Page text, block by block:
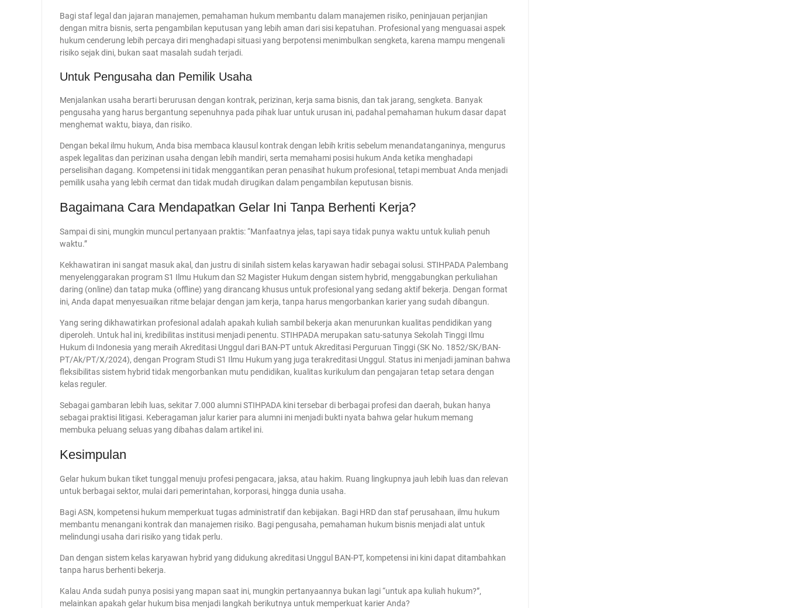
Bagi staf legal dan jajaran manajemen, pemahaman hukum membantu dalam manajemen risiko, peninjauan perjanjian
dengan mitra bisnis, serta pengambilan keputusan yang lebih aman dari sisi kepatuhan. Profesional yang menguasai aspek
hukum cenderung lebih percaya diri menghadapi situasi yang berpotensi menimbulkan sengketa, karena mampu mengenali
risiko sejak dini, bukan saat masalah sudah terjadi.
Untuk Pengusaha dan Pemilik Usaha
Menjalankan usaha berarti berurusan dengan kontrak, perizinan, kerja sama bisnis, dan tak jarang, sengketa. Banyak
pengusaha yang harus bergantung sepenuhnya pada pihak luar untuk urusan ini, padahal pemahaman hukum dasar dapat
menghemat waktu, biaya, dan risiko.
Dengan bekal ilmu hukum, Anda bisa membaca klausul kontrak dengan lebih kritis sebelum menandatanganinya, mengurus
aspek legalitas dan perizinan usaha dengan lebih mandiri, serta memahami posisi hukum Anda ketika menghadapi
perselisihan dagang. Kompetensi ini tidak menggantikan peran penasihat hukum profesional, tetapi membuat Anda menjadi
pemilik usaha yang lebih cermat dan tidak mudah dirugikan dalam pengambilan keputusan bisnis.
Bagaimana Cara Mendapatkan Gelar Ini Tanpa Berhenti Kerja?
Sampai di sini, mungkin muncul pertanyaan praktis: “Manfaatnya jelas, tapi saya tidak punya waktu untuk kuliah penuh
waktu.”
Kekhawatiran ini sangat masuk akal, dan justru di sinilah sistem kelas karyawan hadir sebagai solusi. STIHPADA Palembang
menyelenggarakan program S1 Ilmu Hukum dan S2 Magister Hukum dengan sistem hybrid, menggabungkan perkuliahan
daring (online) dan tatap muka (offline) yang dirancang khusus untuk profesional yang sedang aktif bekerja. Dengan format
ini, Anda dapat menyesuaikan ritme belajar dengan jam kerja, tanpa harus mengorbankan karier yang sudah dibangun.
Yang sering dikhawatirkan profesional adalah apakah kuliah sambil bekerja akan menurunkan kualitas pendidikan yang
diperoleh. Untuk hal ini, kredibilitas institusi menjadi penentu. STIHPADA merupakan satu-satunya Sekolah Tinggi Ilmu
Hukum di Indonesia yang meraih Akreditasi Unggul dari BAN-PT untuk Akreditasi Perguruan Tinggi (SK No. 1852/SK/BAN-
PT/Ak/PT/X/2024), dengan Program Studi S1 Ilmu Hukum yang juga terakreditasi Unggul. Status ini menjadi jaminan bahwa
fleksibilitas sistem hybrid tidak mengorbankan mutu pendidikan, kualitas kurikulum dan pengajaran tetap setara dengan
kelas reguler.
Sebagai gambaran lebih luas, sekitar 7.000 alumni STIHPADA kini tersebar di berbagai profesi dan daerah, bukan hanya
sebagai praktisi litigasi. Keberagaman jalur karier para alumni ini menjadi bukti nyata bahwa gelar hukum memang
membuka peluang seluas yang dibahas dalam artikel ini.
Kesimpulan
Gelar hukum bukan tiket tunggal menuju profesi pengacara, jaksa, atau hakim. Ruang lingkupnya jauh lebih luas dan relevan
untuk berbagai sektor, mulai dari pemerintahan, korporasi, hingga dunia usaha.
Bagi ASN, kompetensi hukum memperkuat tugas administratif dan kebijakan. Bagi HRD dan staf perusahaan, ilmu hukum
membantu menangani kontrak dan manajemen risiko. Bagi pengusaha, pemahaman hukum bisnis menjadi alat untuk
melindungi usaha dari risiko yang tidak perlu.
Dan dengan sistem kelas karyawan hybrid yang didukung akreditasi Unggul BAN-PT, kompetensi ini kini dapat ditambahkan
tanpa harus berhenti bekerja.
Kalau Anda sudah punya posisi yang mapan saat ini, mungkin pertanyaannya bukan lagi “untuk apa kuliah hukum?”,
melainkan apakah gelar hukum bisa menjadi langkah berikutnya untuk memperkuat karier Anda?